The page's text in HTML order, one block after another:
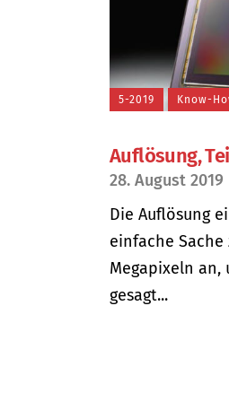
5-2019 Know-
Auflösung,
28. August 2019
Die Auflösung
einfache
Megapixeln
gesagt...